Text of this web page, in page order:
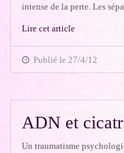
intense de la perte. Les
Lire cet article
Publié le 27/4/12
ADN et
Un traumatisme